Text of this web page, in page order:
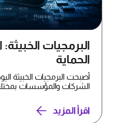
البرمجيات
الحماية
أصبحت البرمجيات الخبيثة
الشركات والمؤسسات بمختلف
اقرأ المزيد